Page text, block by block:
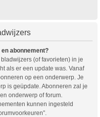
abonnement?
(of favorieten) in je
als er een update was. Vanaf
op een onderwerp. Je
is geüpdate. Abonneren zal je
onderwerp of forum.
kunnen ingesteld